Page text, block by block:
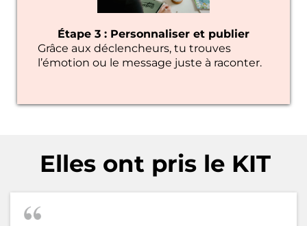
Étape 3 : Personnaliser et publier
Grâce aux déclencheurs, tu trouves
l’émotion ou le message juste à raconter.
Elles ont pris le KIT